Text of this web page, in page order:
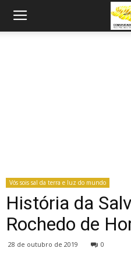
Vós sois sal da terra e luz do mundo
História da
Rochedo de
28 de outubro de 2019 0